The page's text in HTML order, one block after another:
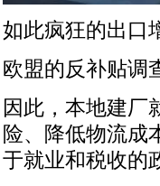
如此疯狂的出口
欧盟的反补贴调
因此，本地建厂
险、降低物流成
于就业和税收的